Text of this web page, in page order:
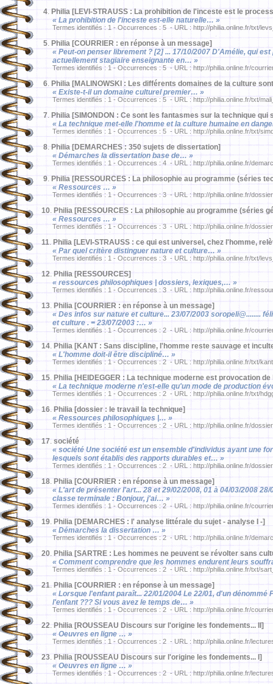
4. Philia [LEVI-STRAUSS : La prohibition de l'inceste est le
« La prohibition de l'inceste est-elle naturelle… »
Termes identifiés : 1 - Occurrences : 5 - URL : http://philia.online.fr/txt/
5. Philia [COURRIER : en réponse à un message]
« Peut-on penser librement ? [2] ... 17/10/2007 D'Amélie, qui
actuellement stagiaire enseignante en… »
Termes identifiés : 1 - Occurrences : 5 - URL : http://philia.online.fr/
6. Philia [MALINOWSKI : Les différents domaines de la culture
« Existe-t-il un domaine culturel premier… »
Termes identifiés : 1 - Occurrences : 5 - URL : http://philia.online.fr/txt/
7. Philia [SIMONDON : Ce sont les fantasmes sur la technique qui
« La technique met-elle l'homme et la culture humaine en
Termes identifiés : 1 - Occurrences : 5 - URL : http://philia.online.fr/txt/
8. Philia [DEMARCHES : 350 sujets de dissertation]
« Démarches la dissertation base de… »
Termes identifiés : 1 - Occurrences : 4 - URL : http://philia.online.fr/
9. Philia [RESSOURCES : La philosophie au programme (séries
« Ressources … »
Termes identifiés : 1 - Occurrences : 3 - URL : http://philia.online.fr/
10. Philia [RESSOURCES : La philosophie au programme (séries
« Ressources … »
Termes identifiés : 1 - Occurrences : 3 - URL : http://philia.online.fr/
11. Philia [LEVI-STRAUSS : ce qui est universel, chez l'homme,
« Par quel critère distinguer nature et culture… »
Termes identifiés : 1 - Occurrences : 3 - URL : http://philia.online.fr/txt/
12. Philia [RESSOURCES]
« ressources philosophiques | dossiers, lexiques,… »
Termes identifiés : 1 - Occurrences : 3 - URL : http://philia.online.fr/
13. Philia [COURRIER : en réponse à un message]
« Des infos sur nature et culture... 23/07/2003 soropeli@........
et culture . = 23/07/2003 :… »
Termes identifiés : 1 - Occurrences : 2 - URL : http://philia.online.fr/
14. Philia [KANT : Sans discipline, l'homme reste sauvage et
« L'homme doit-il être discipliné… »
Termes identifiés : 1 - Occurrences : 2 - URL : http://philia.online.fr/txt/
15. Philia [HEIDEGGER : La technique moderne est provocation
« La technique moderne n'est-elle qu'un mode de production
Termes identifiés : 1 - Occurrences : 2 - URL : http://philia.online.fr/txt/
16. Philia [dossier : le travail la technique]
« Ressources philosophiques |… »
Termes identifiés : 1 - Occurrences : 2 - URL : http://philia.online.fr/
17. société
« société Une société est un ensemble d'individus ayant une
lesquels sont établis des rapports durables et… »
Termes identifiés : 1 - Occurrences : 2 - URL : http://philia.online.fr/
18. Philia [COURRIER : en réponse à un message]
« L'art de présenter l'art... 28 et 29/02/2008, 01 à 04/03/2008
classe terminale : Bonjour, j'ai… »
Termes identifiés : 1 - Occurrences : 2 - URL : http://philia.online.fr/
19. Philia [DEMARCHES : l' analyse littérale du sujet - analyse I -]
« Démarches la dissertation … »
Termes identifiés : 1 - Occurrences : 2 - URL : http://philia.online.fr/
20. Philia [SARTRE : Les hommes ne peuvent se révolter sans
« Comment comprendre que les hommes endurent leurs
Termes identifiés : 1 - Occurrences : 2 - URL : http://philia.online.fr/txt/
21. Philia [COURRIER : en réponse à un message]
« Lorsque l'enfant paraît... 22/01/2004 Le 22/01, d'un
l'enfant ??? Si vous avez le temps de… »
Termes identifiés : 1 - Occurrences : 2 - URL : http://philia.online.fr/
22. Philia [ROUSSEAU Discours sur l'origine les fondements... II]
« Oeuvres en ligne … »
Termes identifiés : 1 - Occurrences : 2 - URL : http://philia.online.fr/
23. Philia [ROUSSEAU Discours sur l'origine les fondements... I]
« Oeuvres en ligne … »
Termes identifiés : 1 - Occurrences : 2 - URL : http://philia.online.fr/